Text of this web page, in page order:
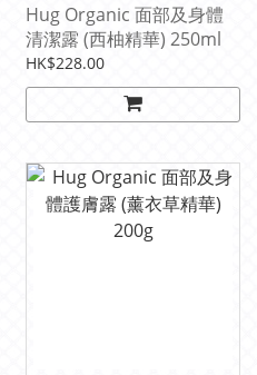
Hug Organic 面部及身體
清潔露 (西柚精華) 250ml
HK$228.00